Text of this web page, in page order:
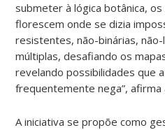
submeter à lógica botânica,
florescem onde se dizia
resistentes, não-binárias,
múltiplas, desafiando os
revelando possibilidades que
frequentemente nega”, afirma
A iniciativa se propõe como